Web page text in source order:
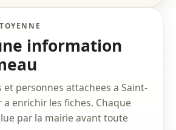
information
personnes attachees a Saint-
enrichir les fiches. Chaque
par la mairie avant toute